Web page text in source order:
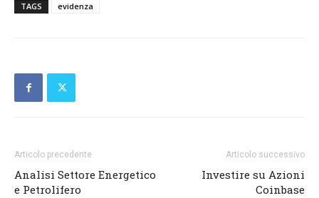
TAGS evidenza
Articolo precedente
Analisi Settore Energetico
e Petrolifero
Articolo successivo
Investire su Azioni
Coinbase